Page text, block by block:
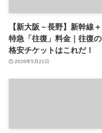
【新大阪－長野】新幹線＋
特急「往復」料金｜往復の
格安チケットはこれだ！
2026年5月21日